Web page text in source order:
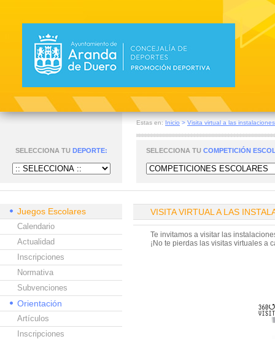
Estas en: Inicio > Visita virtual a las
SELECCIONA TU DEPORTE: SELECCIONA TU COMPETICIÓN
Juegos Escolares
Calendario
Actualidad
Inscripciones
Normativa
Subvenciones
Orientación
Artículos
Inscripciones
VISITA VIRTUAL A LAS
Te invitamos a visitar las
¡No te pierdas las visitas virtuales a